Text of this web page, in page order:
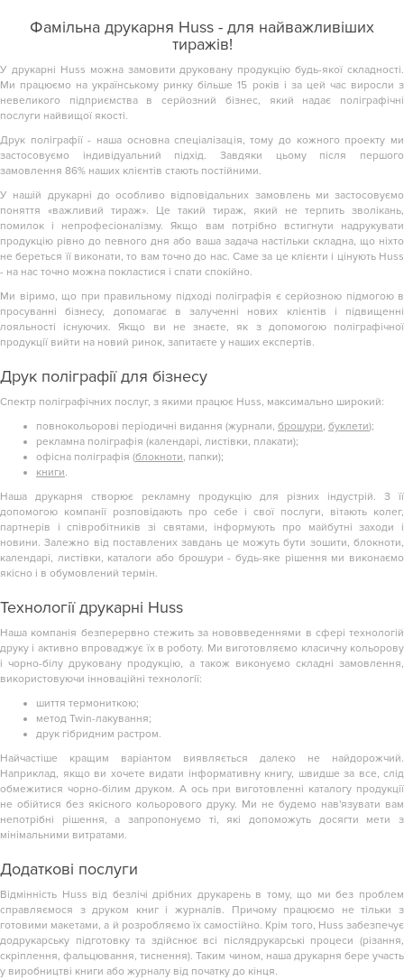
Фамільна друкарня Huss - для найважливіших
тиражів!
У друкарні Huss можна замовити друковану продукцію будь-якої складності.
Ми працюємо на українському ринку більше 15 років і за цей час виросли з
невеликого підприємства в серйозний бізнес, який надає поліграфічні
послуги найвищої якості.
Друк поліграфії - наша основна спеціалізація, тому до кожного проекту ми
застосовуємо індивідуальний підхід. Завдяки цьому після першого
замовлення 86% наших клієнтів стають постійними.
У нашій друкарні до особливо відповідальних замовлень ми застосовуємо
поняття «важливий тираж». Це такий тираж, який не терпить зволікань,
помилок і непрофесіоналізму. Якщо вам потрібно встигнути надрукувати
продукцію рівно до певного дня або ваша задача настільки складна, що ніхто
не береться її виконати, то вам точно до нас. Саме за це клієнти і цінують Huss
- на нас точно можна покластися і спати спокійно.
Ми віримо, що при правильному підході поліграфія є серйозною підмогою в
просуванні бізнесу, допомагає в залученні нових клієнтів і підвищенні
лояльності існуючих. Якщо ви не знаєте, як з допомогою поліграфічної
продукції вийти на новий ринок, запитаєте у наших експертів.
Друк поліграфії для бізнесу
Спектр поліграфічних послуг, з якими працює Huss, максимально широкий:
повнокольорові періодичні видання (журнали, брошури, буклети);
рекламна поліграфія (календарі, листівки, плакати);
офісна поліграфія (блокноти, папки);
книги.
Наша друкарня створює рекламну продукцію для різних індустрій. З її
допомогою компанії розповідають про себе і свої послуги, вітають колег,
партнерів і співробітників зі святами, інформують про майбутні заходи і
новини. Залежно від поставлених завдань це можуть бути зошити, блокноти,
календарі, листівки, каталоги або брошури - будь-яке рішення ми виконаємо
якісно і в обумовлений термін.
Технології друкарні Huss
Наша компанія безперервно стежить за нововведеннями в сфері технологій
друку і активно впроваджує їх в роботу. Ми виготовляємо класичну кольорову
і чорно-білу друковану продукцію, а також виконуємо складні замовлення,
використовуючи інноваційні технології:
шиття термониткою;
метод Twin-лакування;
друк гібридним растром.
Найчастіше кращим варіантом виявляється далеко не найдорожчий.
Наприклад, якщо ви хочете видати інформативну книгу, швидше за все, слід
обмежитися чорно-білим друком. А ось при виготовленні каталогу продукції
не обійтися без якісного кольорового друку. Ми не будемо нав'язувати вам
непотрібні рішення, а запропонуємо ті, які допоможуть досягти мети з
мінімальними витратами.
Додаткові послуги
Відмінність Huss від безлічі дрібних друкарень в тому, що ми без проблем
справляємося з друком книг і журналів. Причому працюємо не тільки з
готовими макетами, а й розробляємо їх самостійно. Крім того, Huss забезпечує
додрукарську підготовку та здійснює всі післядрукарські процеси (різання,
скріплення, фальцювання, тиснення). Таким чином, наша друкарня бере участь
у виробництві книги або журналу від початку до кінця.